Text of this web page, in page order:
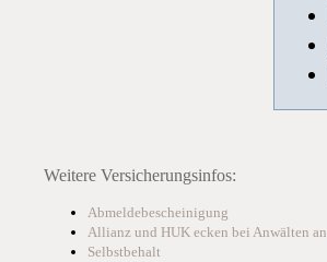
Weitere Versicherungsinfos:
Abmeldebescheinigung
Allianz und HUK ecken bei Anwälten an
Selbstbehalt